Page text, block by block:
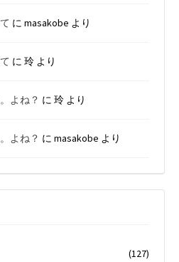
に masakobe より
に 玲 より
よね？ に 玲 より
よね？ に masakobe より
(127)